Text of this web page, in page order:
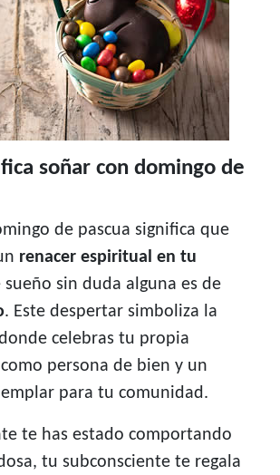
soñar con domingo de
de pascua significa que
renacer espiritual en tu
sueño sin duda alguna es de
. Este despertar simboliza la
celebras tu propia
persona de bien y un
para tu comunidad.
te has estado comportando
tu subconsciente te regala